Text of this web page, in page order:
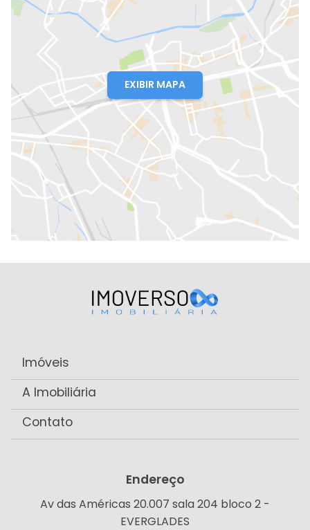
EXIBIR MAPA
Imóveis
A Imobiliária
Contato
Endereço
Av das Américas 20.007 sala 204 bloco 2 -
EVERGLADES